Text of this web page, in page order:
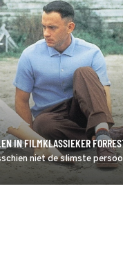
IN FILMKLASSIEKER
niet de slimste